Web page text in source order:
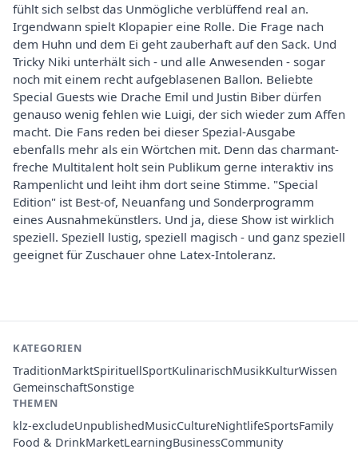
fühlt sich selbst das Unmögliche verblüffend real an.
Irgendwann spielt Klopapier eine Rolle. Die Frage nach
dem Huhn und dem Ei geht zauberhaft auf den Sack. Und
Tricky Niki unterhält sich - und alle Anwesenden - sogar
noch mit einem recht aufgeblasenen Ballon. Beliebte
Special Guests wie Drache Emil und Justin Biber dürfen
genauso wenig fehlen wie Luigi, der sich wieder zum Affen
macht. Die Fans reden bei dieser Spezial-Ausgabe
ebenfalls mehr als ein Wörtchen mit. Denn das charmant-
freche Multitalent holt sein Publikum gerne interaktiv ins
Rampenlicht und leiht ihm dort seine Stimme. "Special
Edition" ist Best-of, Neuanfang und Sonderprogramm
eines Ausnahmekünstlers. Und ja, diese Show ist wirklich
speziell. Speziell lustig, speziell magisch - und ganz speziell
geeignet für Zuschauer ohne Latex-Intoleranz.
KATEGORIEN
TraditionMarktSpirituellSportKulinarischMusikKulturWissen
GemeinschaftSonstige
THEMEN
klz-excludeUnpublishedMusicCultureNightlifeSportsFamily
Food & DrinkMarketLearningBusinessCommunity